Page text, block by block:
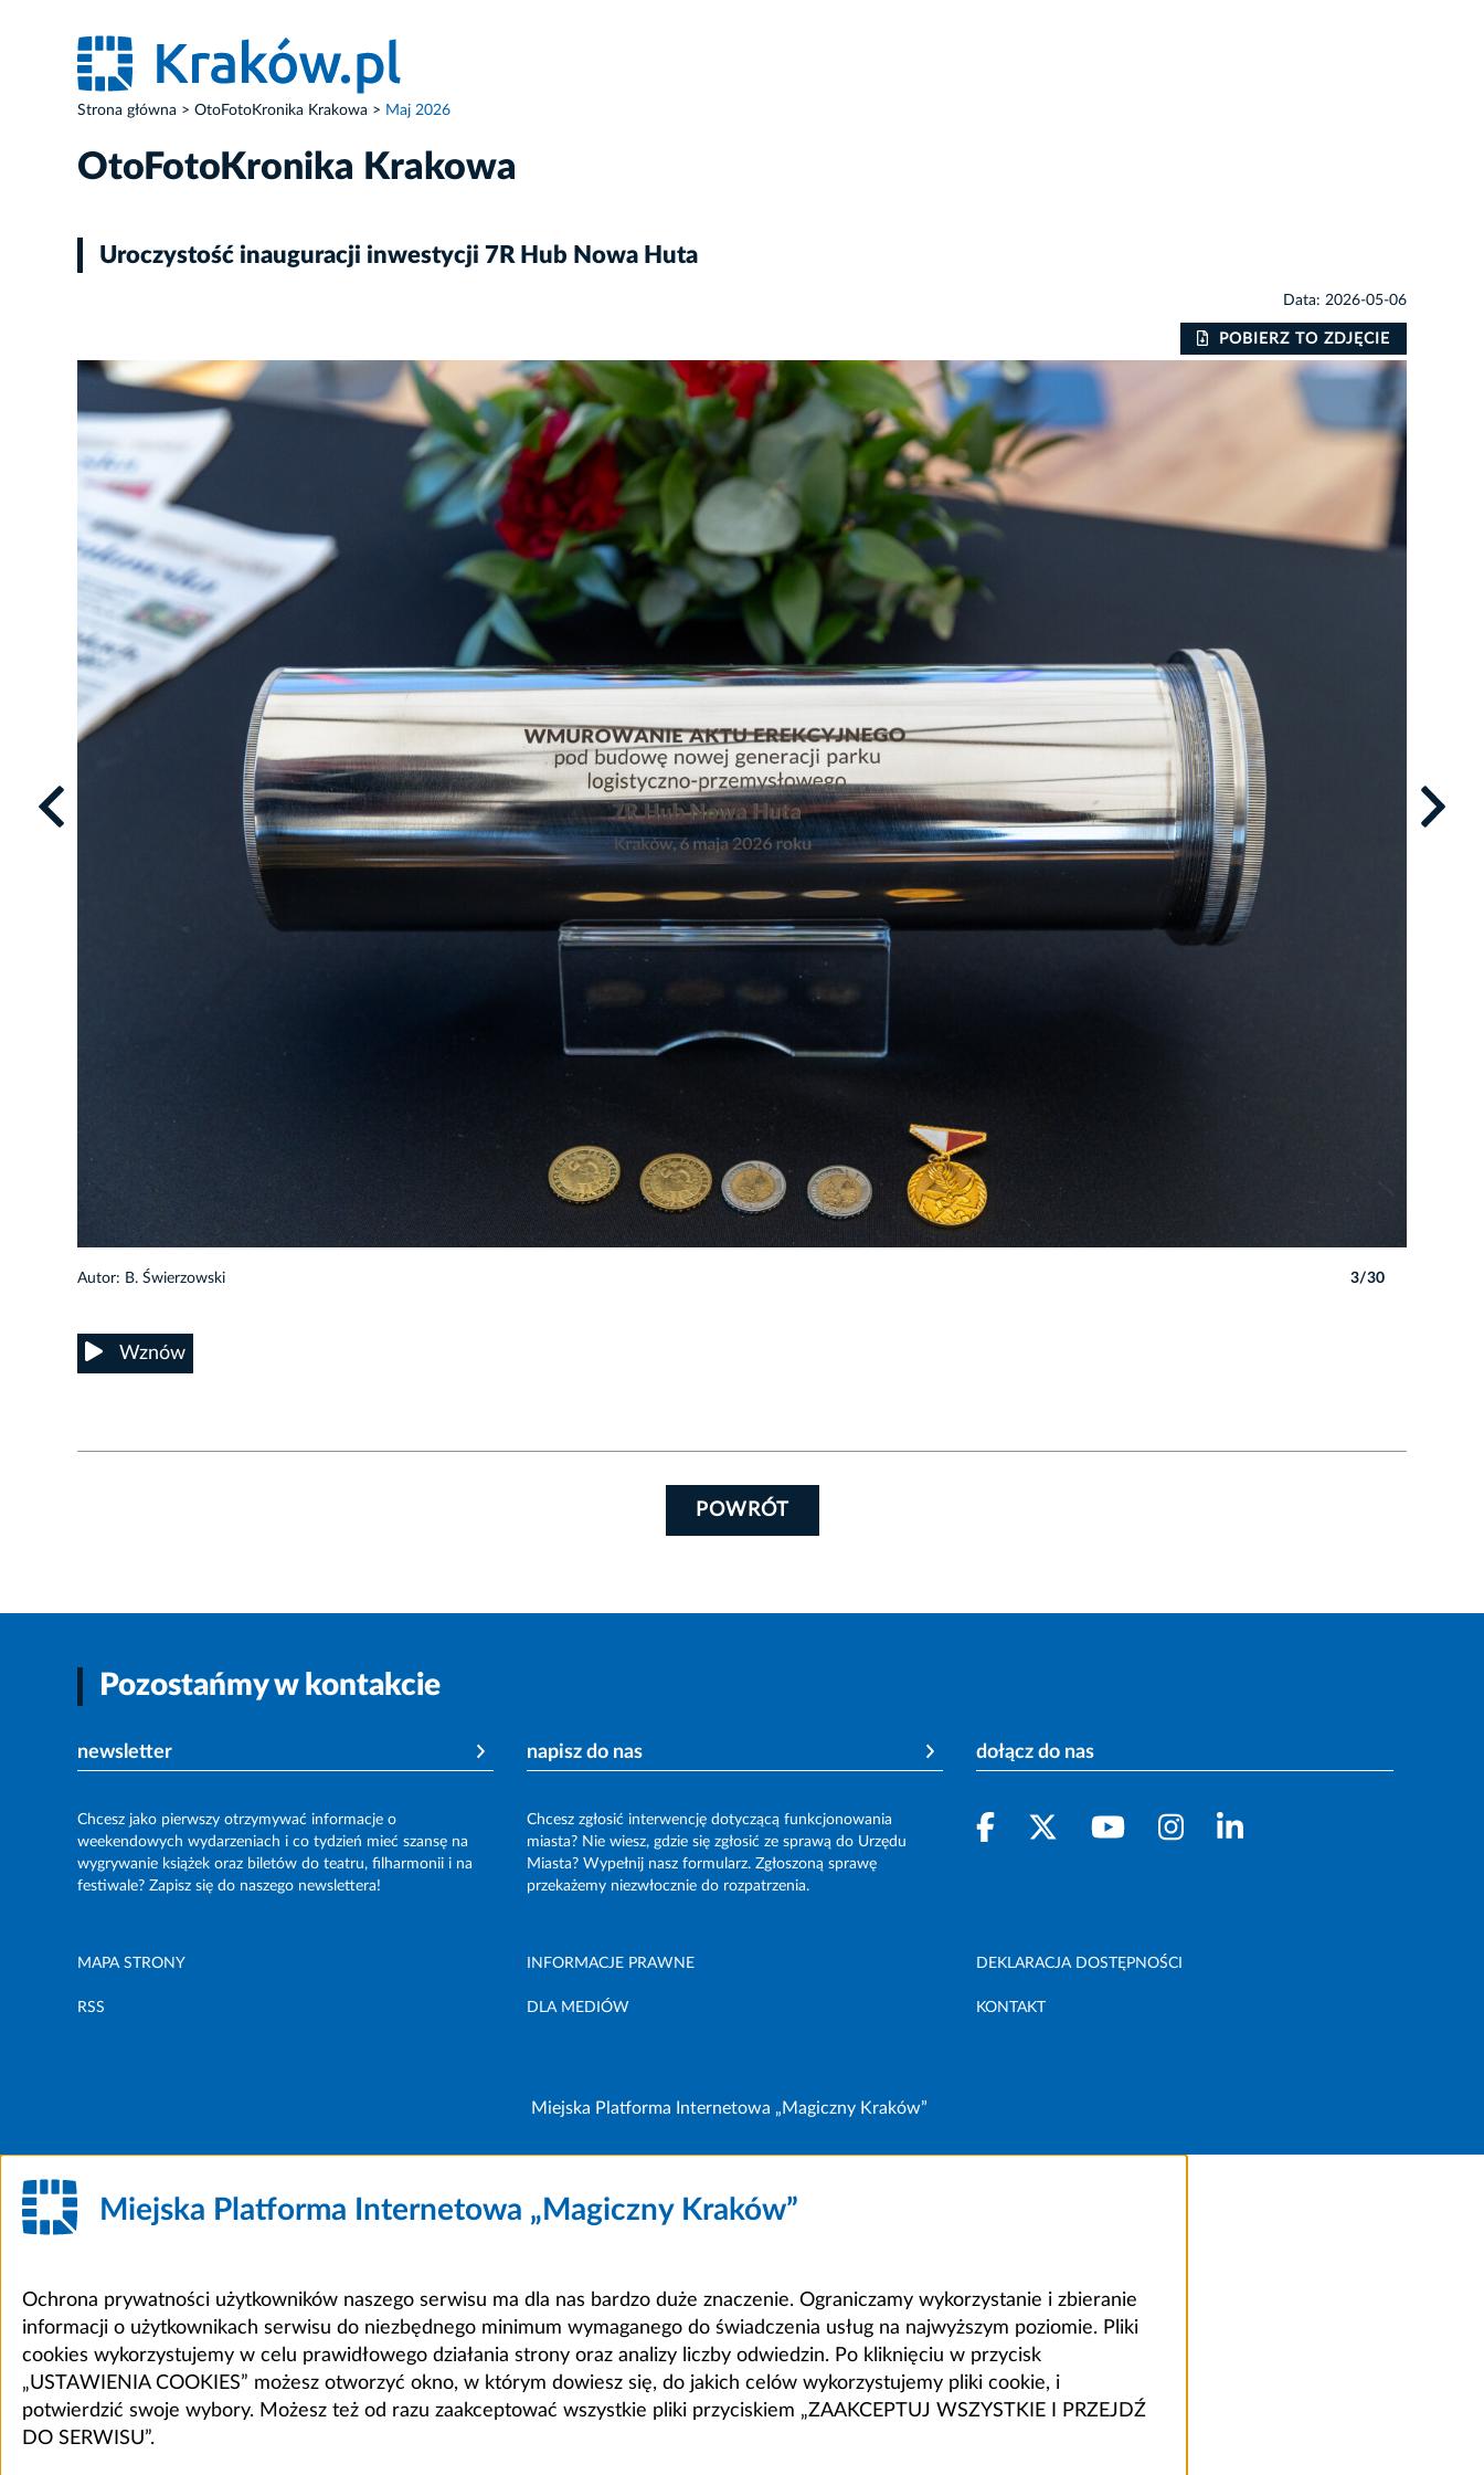
Strona główna OtoFotoKronika Krakowa Maj 2026
OtoFotoKronika Krakowa
Uroczystość inauguracji inwestycji 7R Hub Nowa Huta
Data: 2026-05-06
POBIERZ TO ZDJĘCIE
Autor: B. Świerzowski 3/30
Wznów
POWRÓT
Pozostańmy w kontakcie
newsletter
Chcesz jako pierwszy otrzymywać informacje o
weekendowych wydarzeniach i co tydzień mieć szansę na
wygrywanie książek oraz biletów do teatru, filharmonii i na
festiwale? Zapisz się do naszego newslettera!
napisz do nas
Chcesz zgłosić interwencję dotyczącą funkcjonowania
miasta? Nie wiesz, gdzie się zgłosić ze sprawą do Urzędu
Miasta? Wypełnij nasz formularz. Zgłoszoną sprawę
przekażemy niezwłocznie do rozpatrzenia.
dołącz do nas
MAPA STRONY INFORMACJE PRAWNE DEKLARACJA DOSTĘPNOŚCI
RSS DLA MEDIÓW KONTAKT
Miejska Platforma Internetowa „Magiczny Kraków”
Miejska Platforma Internetowa „Magiczny Kraków”
Ochrona prywatności użytkowników naszego serwisu ma dla nas bardzo duże znaczenie. Ograniczamy wykorzystanie i zbieranie
informacji o użytkownikach serwisu do niezbędnego minimum wymaganego do świadczenia usług na najwyższym poziomie. Pliki
cookies wykorzystujemy w celu prawidłowego działania strony oraz analizy liczby odwiedzin. Po kliknięciu w przycisk
„USTAWIENIA COOKIES” możesz otworzyć okno, w którym dowiesz się, do jakich celów wykorzystujemy pliki cookie, i
potwierdzić swoje wybory. Możesz też od razu zaakceptować wszystkie pliki przyciskiem „ZAAKCEPTUJ WSZYSTKIE I PRZEJDŹ
DO SERWISU”.